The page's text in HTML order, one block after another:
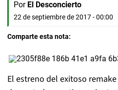
Por El Desconcierto
22 de septiembre de 2017 - 00:00
Comparte esta nota:
El estreno del exitoso